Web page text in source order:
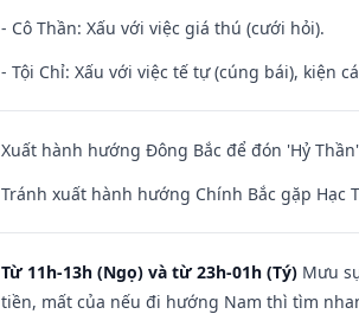
- Cô Thần: Xấu với việc giá thú (cưới hỏi).
- Tội Chỉ: Xấu với việc tế tự (cúng bái), kiện
Xuất hành hướng Đông Bắc để đón 'Hỷ
Tránh xuất hành hướng Chính Bắc gặp Hạc
Từ 11h-13h (Ngọ) và từ 23h-01h (Tý) Mưu
tiền, mất của nếu đi hướng Nam thì tìm